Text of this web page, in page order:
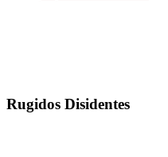
Rugidos Disidentes